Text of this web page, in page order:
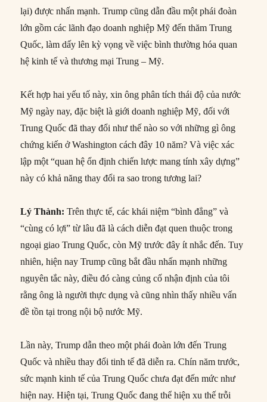
lại) được nhấn mạnh. Trump cũng dẫn đầu một phái đoàn
lớn gồm các lãnh đạo doanh nghiệp Mỹ đến thăm Trung
Quốc, làm dấy lên kỳ vọng về việc bình thường hóa quan
hệ kinh tế và thương mại Trung – Mỹ.
Kết hợp hai yếu tố này, xin ông phân tích thái độ của nước
Mỹ ngày nay, đặc biệt là giới doanh nghiệp Mỹ, đối với
Trung Quốc đã thay đổi như thế nào so với những gì ông
chứng kiến ở Washington cách đây 10 năm? Và việc xác
lập một “quan hệ ổn định chiến lược mang tính xây dựng”
này có khả năng thay đổi ra sao trong tương lai?
Lý Thành: Trên thực tế, các khái niệm “bình đẳng” và
“cùng có lợi” từ lâu đã là cách diễn đạt quen thuộc trong
ngoại giao Trung Quốc, còn Mỹ trước đây ít nhắc đến. Tuy
nhiên, hiện nay Trump cũng bắt đầu nhấn mạnh những
nguyên tắc này, điều đó càng củng cố nhận định của tôi
rằng ông là người thực dụng và cũng nhìn thấy nhiều vấn
đề tồn tại trong nội bộ nước Mỹ.
Lần này, Trump dẫn theo một phái đoàn lớn đến Trung
Quốc và nhiều thay đổi tinh tế đã diễn ra. Chín năm trước,
sức mạnh kinh tế của Trung Quốc chưa đạt đến mức như
hiện nay. Hiện tại, Trung Quốc đang thể hiện xu thế trỗi